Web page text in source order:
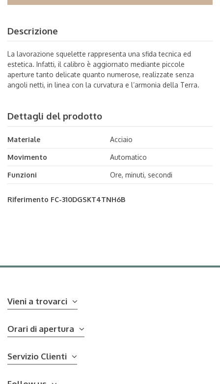
Descrizione
La lavorazione squelette rappresenta una sfida tecnica ed
estetica. Infatti, il calibro è aggiornato mediante piccole
aperture tanto delicate quanto numerose, realizzate senza
angoli netti, in linea con la curvatura e l’armonia della Terra.
Dettagli del prodotto
Materiale Acciaio
Movimento Automatico
Funzioni Ore, minuti, secondi
Riferimento FC-310DGSKT4TNH6B
Vieni a trovarci
Orari di apertura
Servizio Clienti